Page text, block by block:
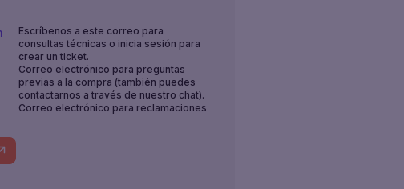
Escríbenos a este correo para
consultas técnicas o inicia sesión para
crear un ticket.
Correo electrónico para preguntas
previas a la compra (también puedes
contactarnos a través de nuestro chat).
Correo electrónico para reclamaciones